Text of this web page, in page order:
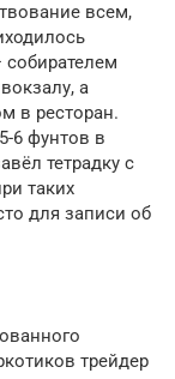
всем,
а
в ресторан.
6 фунтов в
тетрадку с
таких
для записи об
трейдер